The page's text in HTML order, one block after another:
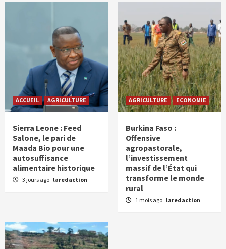
ACCUEIL AGRICULTURE
Sierra Leone : Feed
Salone, le pari de
Maada Bio pour une
autosuffisance
alimentaire historique
3 jours ago laredaction
AGRICULTURE ECONOMIE
Burkina Faso :
Offensive
agropastorale,
l’investissement
massif de l’État qui
transforme le monde
rural
1 mois ago laredaction